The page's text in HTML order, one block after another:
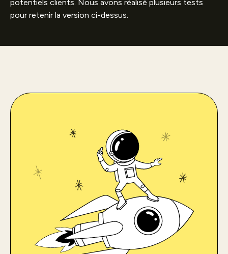
potentiels clients. Nous avons réalisé plusieurs tests
pour retenir la version ci-dessus.